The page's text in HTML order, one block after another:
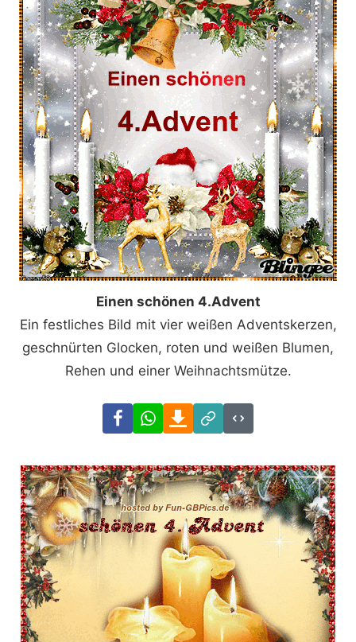
Einen schönen 4.Advent
Ein festliches Bild mit vier weißen Adventskerzen,
geschnürten Glocken, roten und weißen Blumen,
Rehen und einer Weihnachtsmütze.
FacebookWhatsAppDownload
Link
Code